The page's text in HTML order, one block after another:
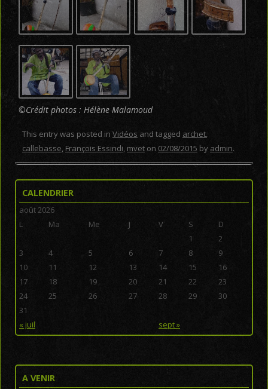
©Crédit photos : Hélène Malamoud
This entry was posted in Vidéos and tagged archet,
callebasse,François Essindi, mveton 02/08/2015 by admin.
CALENDRIER
août 2026
L
Ma Me J V S D
« juil sept »
1
2
3
4 5 6 7 8
9
10
11 12 13 14 15
16
17
18 19 20 21 22
23
24
25 26 27 28 29
30
31
A VENIR